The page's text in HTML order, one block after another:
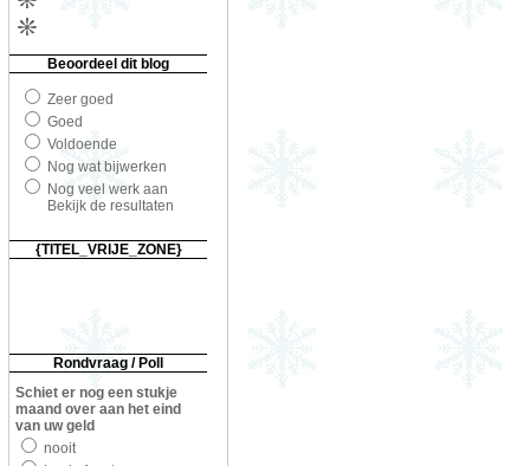
Beoordeel dit blog
Zeer goed
Goed
Voldoende
Nog wat bijwerken
Nog veel werk aan
Bekijk de resultaten
{TITEL_VRIJE_ZONE}
Rondvraag / Poll
Schiet er nog een stukje
maand over aan het eind
van uw geld
nooit